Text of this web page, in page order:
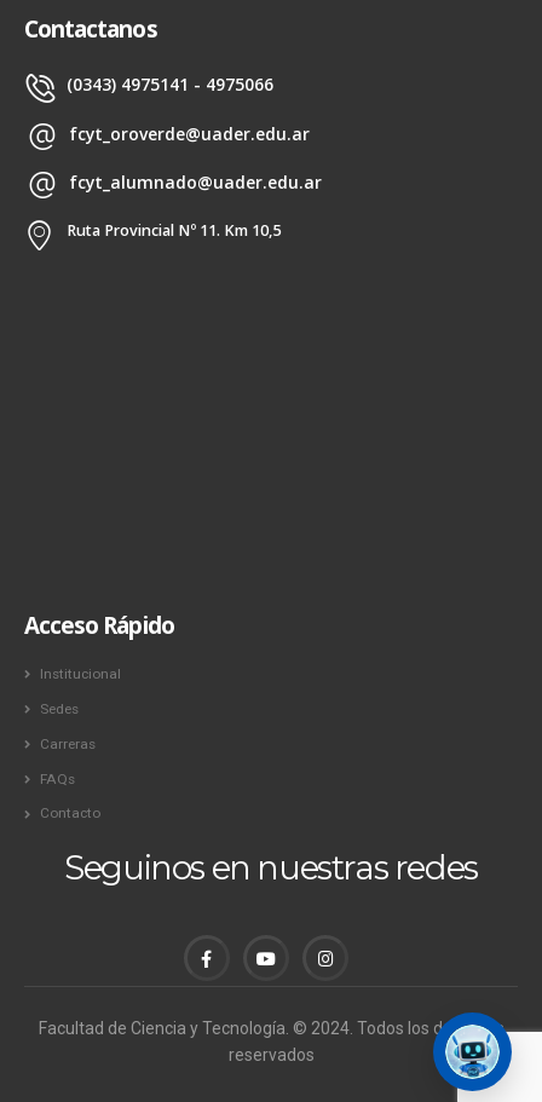
Contactanos
(0343) 4975141 - 4975066
fcyt_oroverde@uader.edu.ar
fcyt_alumnado@uader.edu.ar
Ruta Provincial Nº 11. Km 10,5
Acceso Rápido
Institucional
Sedes
Carreras
FAQs
Contacto
Seguinos en nuestras redes
Facultad de Ciencia y Tecnología. © 2024. Todos los derechos
reservados